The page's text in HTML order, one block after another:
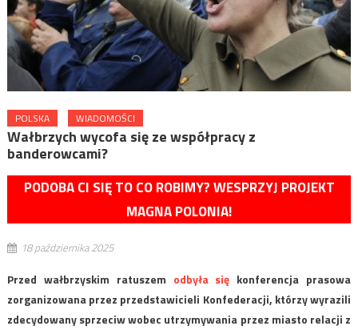
POLSKA WIADOMOŚCI
Wałbrzych wycofa się ze współpracy z
banderowcami?
PODOBA CI SIĘ TO CO ROBIMY? WESPRZYJ PROJEKT
MAGNA POLONIA!
18 października 2025
Przed wałbrzyskim ratuszem odbyła się konferencja prasowa
zorganizowana przez przedstawicieli Konfederacji, którzy wyrazili
zdecydowany sprzeciw wobec utrzymywania przez miasto relacji z